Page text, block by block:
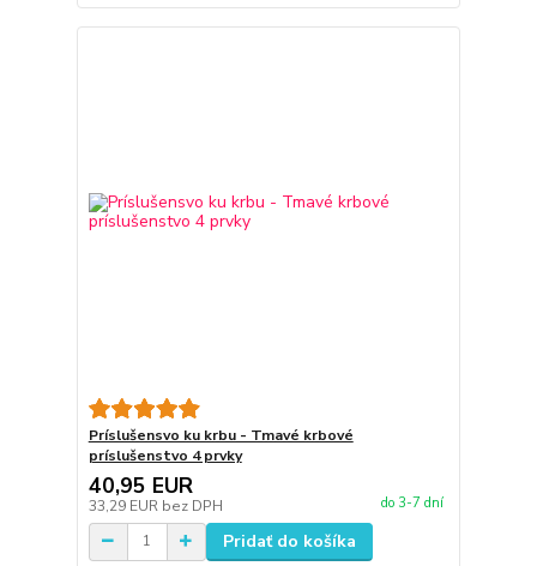
Príslušensvo ku krbu - Tmavé krbové
príslušenstvo 4 prvky
40,95 EUR
33,29 EUR bez DPH do 3-7 dní
Pridať do košíka